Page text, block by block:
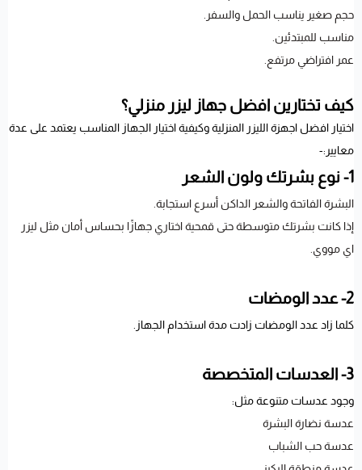
حجم صغير يناسب الحمل والسفر.
مناسب للمبتدئين.
عمر افتراضي مرتفع.
كيف تختارين افضل جهاز ليزر منزلي؟
اختيار افضل اجهزة الليزر المنزلية وكيفية اختيار الجهاز المناسب يعتمد على عدة
معايير:-
1- نوع بشرتك ولون الشعر
البشرة الفاتحة والشعر الداكن أسرع استجابة.
إذا كانت بشرتك متوسطة حتى قمحية اختاري جهازًا بحساس أمان مثل ليزر
اي مووي.
2- عدد الومضات
كلما زاد عدد الومضات زادت مدة استخدام الجهاز.
3- العدسات المتخصصة
وجود عدسات متنوعة مثل:
عدسة نضارة البشرة
عدسة حب الشباب